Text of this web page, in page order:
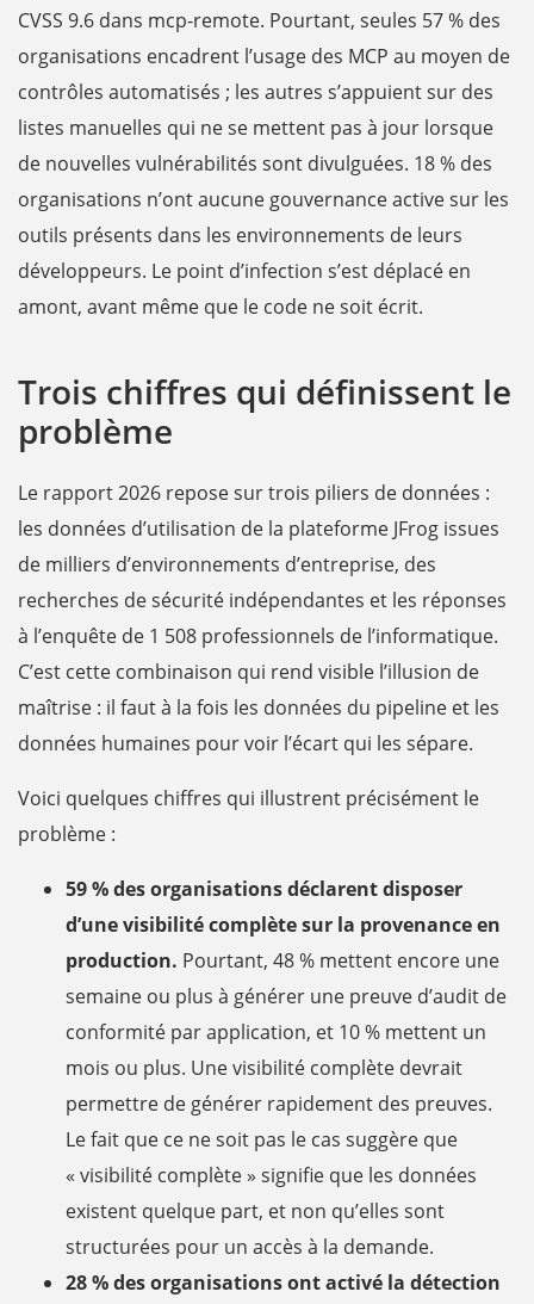
CVSS 9.6 dans mcp-remote. Pourtant, seules 57 % des
organisations encadrent l’usage des MCP au moyen de
contrôles automatisés ; les autres s’appuient sur des
listes manuelles qui ne se mettent pas à jour lorsque
de nouvelles vulnérabilités sont divulguées. 18 % des
organisations n’ont aucune gouvernance active sur les
outils présents dans les environnements de leurs
développeurs. Le point d’infection s’est déplacé en
amont, avant même que le code ne soit écrit.
Trois chiffres qui définissent le
problème
Le rapport 2026 repose sur trois piliers de données :
les données d’utilisation de la plateforme JFrog issues
de milliers d’environnements d’entreprise, des
recherches de sécurité indépendantes et les réponses
à l’enquête de 1 508 professionnels de l’informatique.
C’est cette combinaison qui rend visible l’illusion de
maîtrise : il faut à la fois les données du pipeline et les
données humaines pour voir l’écart qui les sépare.
Voici quelques chiffres qui illustrent précisément le
problème :
59 % des organisations déclarent disposer
d’une visibilité complète sur la provenance en
production. Pourtant, 48 % mettent encore une
semaine ou plus à générer une preuve d’audit de
conformité par application, et 10 % mettent un
mois ou plus. Une visibilité complète devrait
permettre de générer rapidement des preuves.
Le fait que ce ne soit pas le cas suggère que
« visibilité complète » signifie que les données
existent quelque part, et non qu’elles sont
structurées pour un accès à la demande.
28 % des organisations ont activé la détection